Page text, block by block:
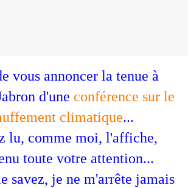
vous annoncer la tenue à
d'une conférence sur le
climatique...
lu, comme moi, l'affiche,
toute votre attention...
savez, je ne m'arrête jamais